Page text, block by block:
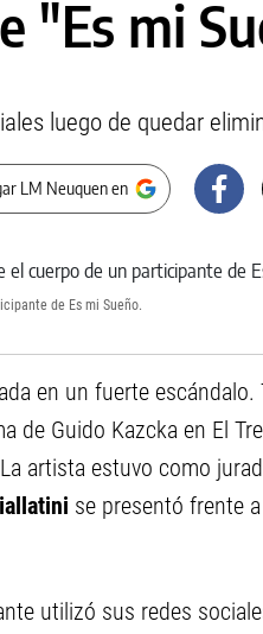
"Es mi
luego de quedar
LM Neuquen en
de Es mi Sueño.
en un fuerte escándalo.
de Guido Kazcka en El
artista estuvo como
se presentó frente
utilizó sus redes